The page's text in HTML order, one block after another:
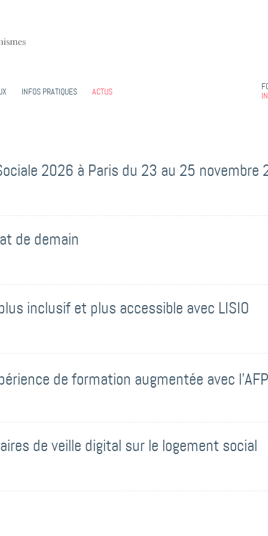
INFOS PRATIQUES ACTUS
2026 à Paris du 23 au 25 novembre
de demain
inclusif et plus accessible avec LISIO
de formation augmentée avec
de veille digital sur le logement social